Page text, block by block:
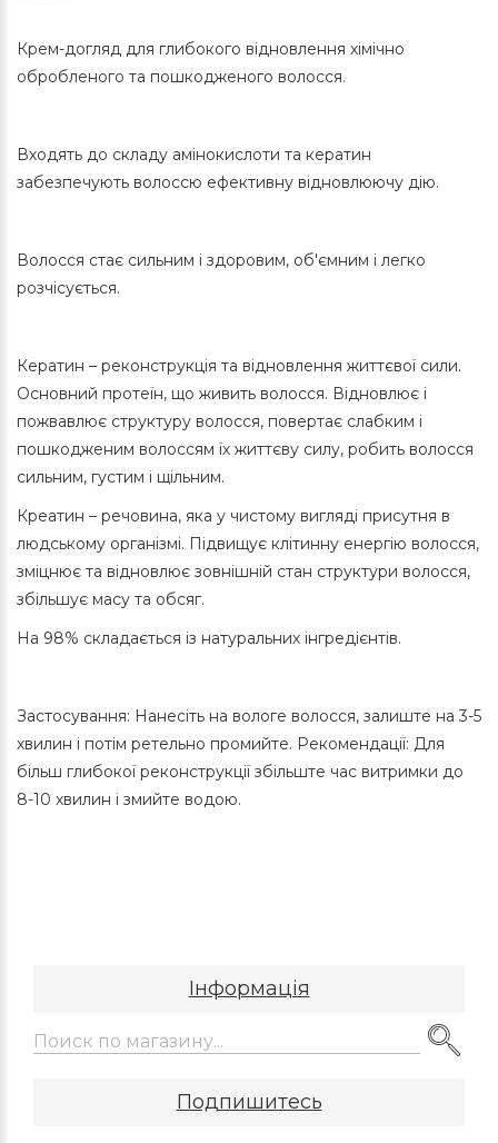
Крем-догляд для глибокого відновлення хімічно
обробленого та пошкодженого волосся.
Входять до складу амінокислоти та кератин
забезпечують волоссю ефективну відновлюючу дію.
Волосся стає сильним і здоровим, об'ємним і легко
розчісується.
Кератин – реконструкція та відновлення життєвої сили.
Основний протеїн, що живить волосся. Відновлює і
пожвавлює структуру волосся, повертає слабким і
пошкодженим волоссям їх життєву силу, робить волосся
сильним, густим і щільним.
Креатин – речовина, яка у чистому вигляді присутня в
людському організмі. Підвищує клітинну енергію волосся,
зміцнює та відновлює зовнішній стан структури волосся,
збільшує масу та обсяг.
На 98% складається із натуральних інгредієнтів.
Застосування: Нанесіть на вологе волосся, залиште на 3-5
хвилин і потім ретельно промийте. Рекомендації: Для
більш глибокої реконструкції збільште час витримки до
8-10 хвилин і змийте водою.
Інформація
Подпишитесь